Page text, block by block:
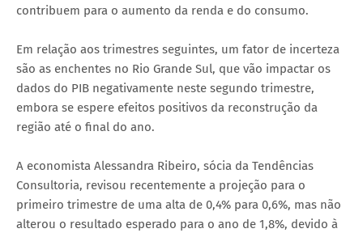
contribuem para o aumento da renda e do consumo.
Em relação aos trimestres seguintes, um fator de incerteza
são as enchentes no Rio Grande Sul, que vão impactar os
dados do PIB negativamente neste segundo trimestre,
embora se espere efeitos positivos da reconstrução da
região até o final do ano.
A economista Alessandra Ribeiro, sócia da Tendências
Consultoria, revisou recentemente a projeção para o
primeiro trimestre de uma alta de 0,4% para 0,6%, mas não
alterou o resultado esperado para o ano de 1,8%, devido à